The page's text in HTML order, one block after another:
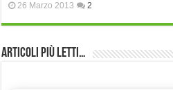
26 Marzo 2013 2
Articoli più Letti…